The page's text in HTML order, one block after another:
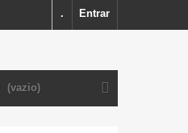
Entrar
.
(vazio)